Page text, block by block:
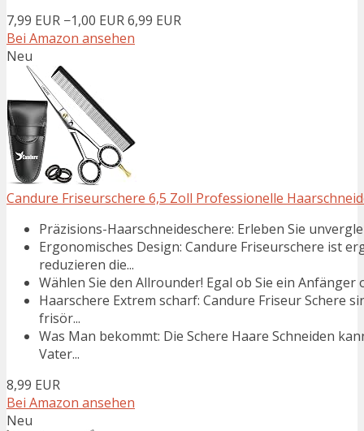
7,99 EUR −1,00 EUR6,99 EUR
Bei Amazon ansehen
Neu
Candure Friseurschere 6,5 Zoll Professionelle
Präzisions-Haarschneideschere: Erleben Sie
Ergonomisches Design: Candure Friseurschere ist
reduzieren die...
Wählen Sie den Allrounder! Egal ob Sie ein
Haarschere Extrem scharf: Candure Friseur Schere
frisör...
Was Man bekommt: Die Schere Haare Schneiden
Vater...
8,99 EUR
Bei Amazon ansehen
Neu